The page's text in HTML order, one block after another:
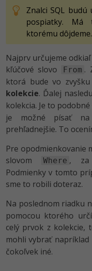
Znalci SQL
pospiatky. Má
ktorému dôjdeme.
Najprv určujeme
kľúčové slovo
From .
ktorá bude vo
kolekcie. Ďalej
kolekcia. Je to
je možné písať
prehľadnejšie. To
Pre opodmienkovanie
slovom
Where , za
Podmienky v tomto
sme to robili doteraz.
Na poslednom riadku
pomocou ktorého
celý prvok z kolekcie,
mohli vybrať napríklad
čokoľvek iné.